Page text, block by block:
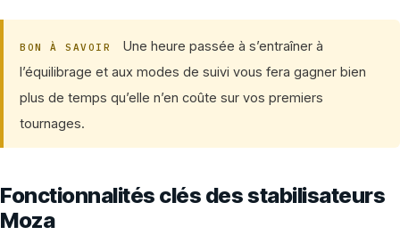
BON À SAVOIR
Une heure passée à s’entraîner à
l’équilibrage et aux modes de suivi vous fera gagner bien
plus de temps qu’elle n’en coûte sur vos premiers
tournages.
Fonctionnalités clés des stabilisateurs
Moza